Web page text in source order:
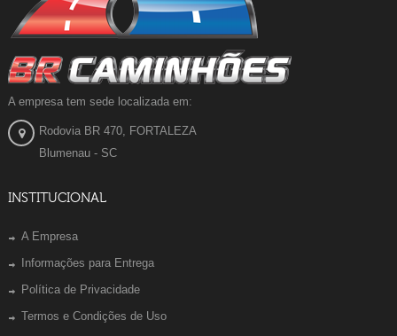
A empresa tem sede localizada em:
Rodovia BR 470, FORTALEZA
Blumenau - SC
INSTITUCIONAL
A Empresa
Informações para Entrega
Política de Privacidade
Termos e Condições de Uso